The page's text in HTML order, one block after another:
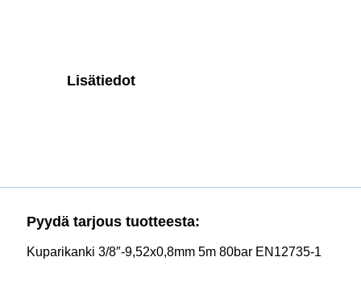
Lisätiedot
Pyydä tarjous tuotteesta:
Kuparikanki 3/8″-9,52x0,8mm 5m 80bar EN12735-1